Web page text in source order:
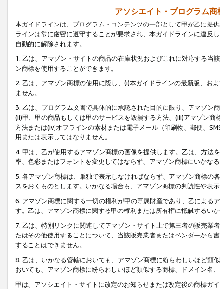
アソシエイト・プログラム
本ガイドラインは、プログラム・コンテンツの一部として甲が乙に提
ラインは常に厳密に遵守することが要求され、本ガイドラインに違反
自動的に解除されます。
1. 乙は、アマゾン・サイトの商品の在庫状況およびこれに対応する
ン商標を使用することができます。
2. 乙は、アマゾン商標の使用に際し、(i)本ガイドラインの最新版、お
ません。
3. 乙は、プログラム文書で具体的に承認された目的に限り、アマゾン
(ii)甲、甲の商品もしくは甲のサービスを毀損する方法、(iii)アマゾン
方法または(iv)オフラインの素材または電子メール（印刷物、郵便、
用または表示してはなりません。
4. 甲は、乙が使用するアマゾン商標の画像を提供します。乙は、方
率、色彩またはフォントを変更してはならず、アマゾン商標にいかな
5. 各アマゾン商標は、単独で表示しなければならず、アマゾン商標
スをおくものとします。いかなる場合も、アマゾン商標の判読性や表
6. アマゾン商標に関する一切の権利が甲の専属財産であり、乙による
す。乙は、アマゾン商標に関する甲の権利または所有権に抵触するい
7. 乙は、特別リンクに関連してアマゾン・サイト上で第三者の販売
たはその他使用することについて、当該販売業者またはベンダーから
することはできません。
8. 乙は、いかなる管轄においても、アマゾン商標に紛らわしいほど類
おいても、アマゾン商標に紛らわしいほど類似する商標、ドメイン名
甲は、アソシエイト・サイトに改定のお知らせまたは改定後の商標ガ